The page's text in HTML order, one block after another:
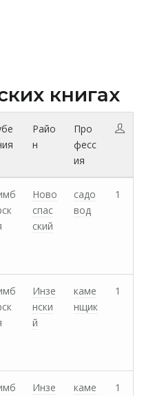
книгах
Райо
н
Про
фесс
ия
Ново
спас
ский
садо
вод
1
Инзе
нски
й
каме
нщик
1
Инзе
каме
1